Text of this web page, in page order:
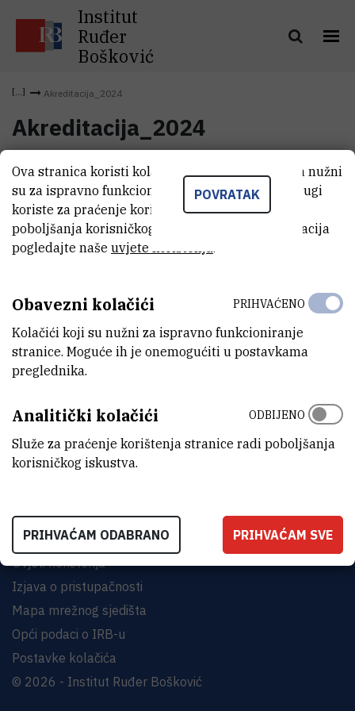
Institut
Ruđer
Bošković
Akreditacija_2024
Akreditacija_2024
Akreditacija_2024 (1 MB)
Bijenička cesta 54, 10000 Zagreb
KONTAKTIRAJTE NAS
Uvjeti korištenja
Izjava o pristupačnosti
Mapa mrežnog sjedišta
Opći podaci o IRB-u
Postavke kolačića
© 2026 - Institut Ruđer Bošković
POVRATAK
Ova stranica koristi kolačiće. Neki od tih kolačića nužni
su za ispravno funkcioniranje stranice, dok se drugi
koriste za praćenje korištenja stranice radi
poboljšanja korisničkog iskustva. Za više informacija
pogledajte naše uvjete korištenja.
Obavezni kolačići
Kolačići koji su nužni za ispravno funkcioniranje
stranice. Moguće ih je onemogućiti u postavkama
preglednika.
PRIHVAĆENO
Analitički kolačići
Služe za praćenje korištenja stranice radi poboljšanja
korisničkog iskustva.
ODBIJENO
PRIHVAĆAM ODABRANO PRIHVAĆAM SVE